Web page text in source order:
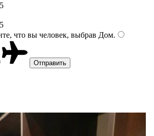
5
5
что вы человек, выбрав Дом.